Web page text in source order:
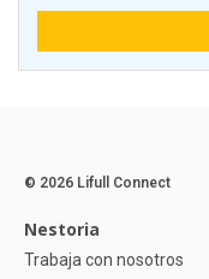
© 2026 Lifull Connect
Nestoria
Trabaja con nosotros